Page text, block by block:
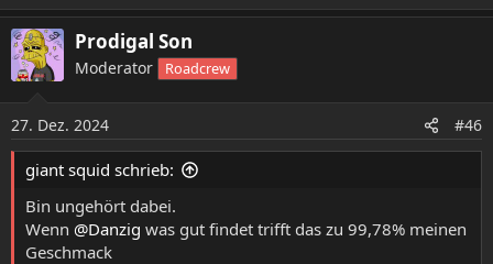
Prodigal Son
Moderator Roadcrew
27. Dez. 2024 #46
giant squid schrieb:
Bin ungehört dabei.
Wenn @Danzig was gut findet trifft das zu 99,78% meinen
Geschmack